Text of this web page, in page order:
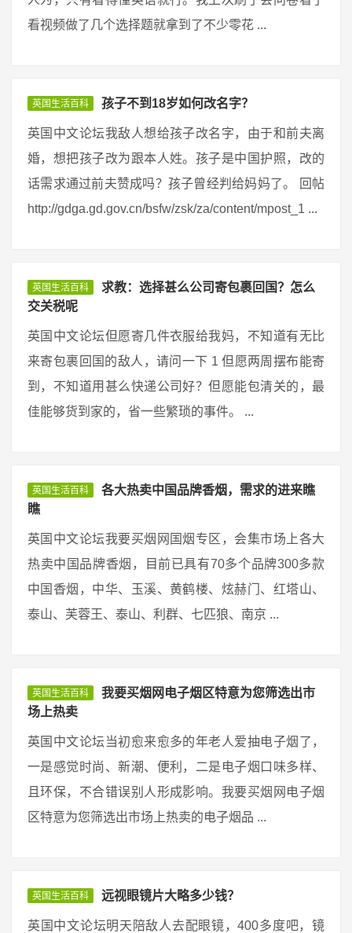
看视频做了几个选择题就拿到了不少零花 ...
英国生活百科 孩子不到18岁如何改名字？
英国中文论坛我敌人想给孩子改名字，由于和前夫离
婚，想把孩子改为跟本人姓。孩子是中国护照，改的
话需求通过前夫赞成吗？孩子曾经判给妈妈了。 回帖
http://gdga.gd.gov.cn/bsfw/zsk/za/content/mpost_1 ...
英国生活百科
求教：选择甚么公司寄包裹回国？怎么
交关税呢
英国中文论坛但愿寄几件衣服给我妈，不知道有无比
来寄包裹回国的敌人，请问一下 1 但愿两周摆布能寄
到，不知道用甚么快递公司好？但愿能包清关的，最
佳能够货到家的，省一些繁琐的事件。 ...
英国生活百科
各大热卖中国品牌香烟，需求的进来瞧
瞧
英国中文论坛我要买烟网国烟专区，会集市场上各大
热卖中国品牌香烟，目前已具有70多个品牌300多款
中国香烟，中华、玉溪、黄鹤楼、炫赫门、红塔山、
泰山、芙蓉王、泰山、利群、七匹狼、南京 ...
英国生活百科
我要买烟网电子烟区特意为您筛选出市
场上热卖
英国中文论坛当初愈来愈多的年老人爱抽电子烟了，
一是感觉时尚、新潮、便利，二是电子烟口味多样、
且环保，不合错误别人形成影响。我要买烟网电子烟
区特意为您筛选出市场上热卖的电子烟品 ...
英国生活百科 远视眼镜片大略多少钱？
英国中文论坛明天陪敌人去配眼镜，400多度吧，镜